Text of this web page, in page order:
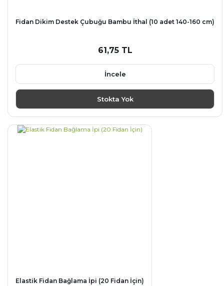
Fidan Dikim Destek Çubuğu Bambu İthal (10 adet 140-160 cm)
61,75 TL
İncele
Stokta Yok
Elastik Fidan Bağlama İpi (20 Fidan İçin)